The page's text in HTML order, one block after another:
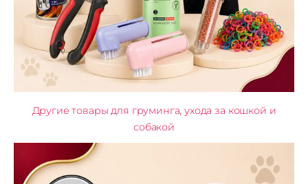
Другие товары для груминга, ухода за кошкой и
собакой